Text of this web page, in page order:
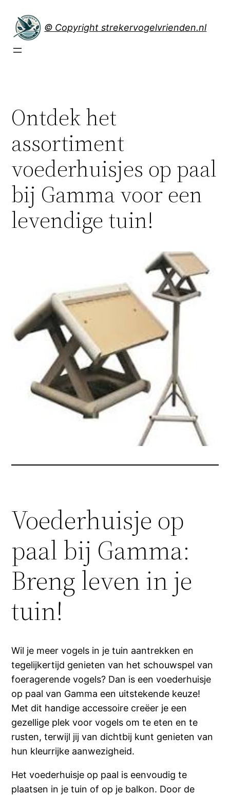
naar
inhoud
© Copyright strekervogelvrienden.nl
Ontdek het
assortiment
voederhuisjes op paal
bij Gamma voor een
levendige tuin!
Voederhuisje op
paal bij Gamma:
Breng leven in je
tuin!
Wil je meer vogels in je tuin aantrekken en
tegelijkertijd genieten van het schouwspel van
foeragerende vogels? Dan is een voederhuisje
op paal van Gamma een uitstekende keuze!
Met dit handige accessoire creëer je een
gezellige plek voor vogels om te eten en te
rusten, terwijl jij van dichtbij kunt genieten van
hun kleurrijke aanwezigheid.
Het voederhuisje op paal is eenvoudig te
plaatsen in je tuin of op je balkon. Door de